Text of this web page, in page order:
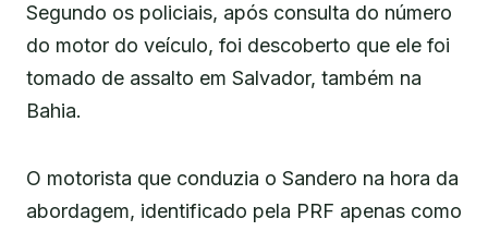
Segundo os policiais, após consulta do número
do motor do veículo, foi descoberto que ele foi
tomado de assalto em Salvador, também na
Bahia.
O motorista que conduzia o Sandero na hora da
abordagem, identificado pela PRF apenas como